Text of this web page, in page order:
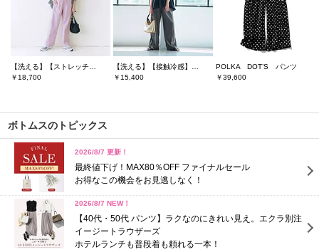
￥18,700
￥15,400
POLKA DOT’S パンツ
￥39,600
ボトムスのトピックス
2026/8/7 更新！
最終値下げ！MAX80％OFF ファイナルセール
お得なこの機会をお見逃しなく！
2026/8/7 NEW！
【40代・50代 パンツ】ラクなのにきれい見え。エクラ別注
イージートラウザーズ
ホテルランチも普段着も頼れる一本！